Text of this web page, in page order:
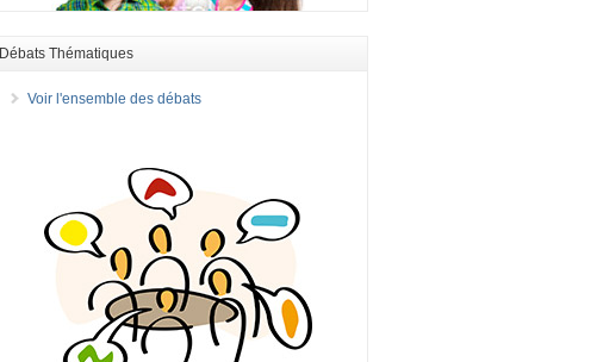
Débats Thématiques
Voir l'ensemble des débats